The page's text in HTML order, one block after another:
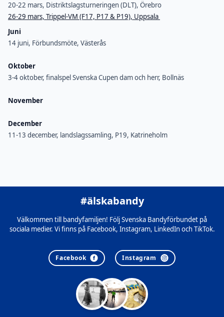
20-22 mars, Distriktslagsturneringen (DLT), Örebro
26-29 mars, Trippel-VM (F17, P17 & P19), Uppsala
Juni
14 juni, Förbundsmöte, Västerås
Oktober
3-4 oktober, finalspel Svenska Cupen dam och herr, Bollnäs
November
December
11-13 december, landslagssamling, P19, Katrineholm
#älskabandy
Välkommen till bandyfamiljen! Följ Svenska Bandyförbundet på
sociala medier. Vi finns på Facebook, Instagram, LinkedIn och TikTok.
Facebook Instagram